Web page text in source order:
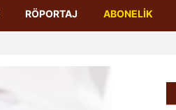
RÖPORTAJ ABONELİK